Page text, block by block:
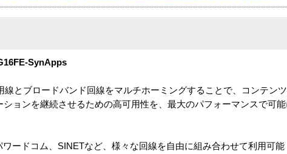
SynApps
線とブロードバンド回線をマルチホーミングすることで、コンテン
ョンを継続させるための高可用性を、最大のパフォーマンスで可能
ワードコム、SINETなど、様々な回線を自由に組み合わせて利用可能